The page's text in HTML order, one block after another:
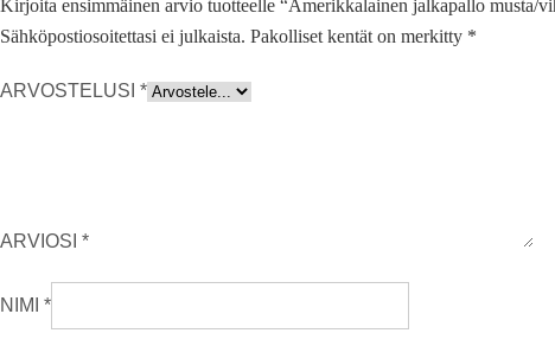
Kirjoita ensimmäinen arvio tuotteelle “Amerikkalainen jalkapallo musta/
Sähköpostiosoitettasi ei julkaista. Pakolliset kentät on merkitty *
ARVOSTELUSI *
ARVIOSI *
NIMI *